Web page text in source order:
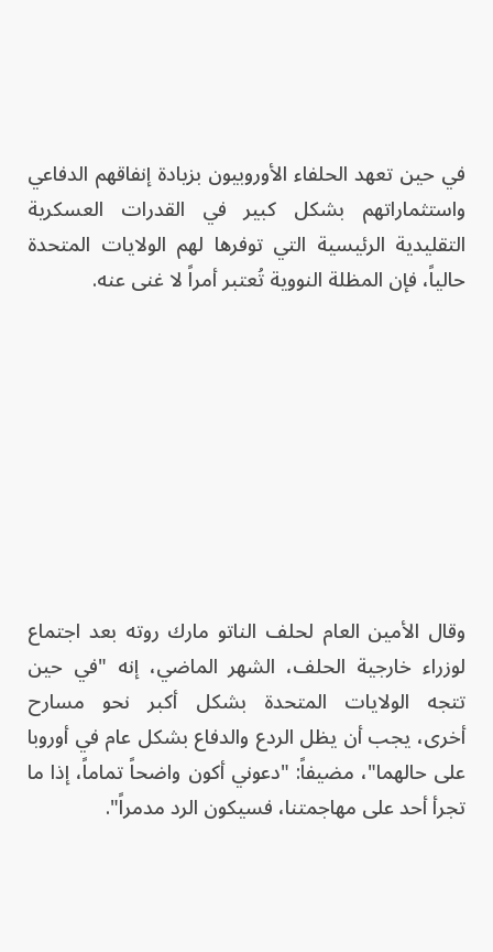
في حين تعهد الحلفاء الأوروبيون بزيادة إنفاقهم الدفاعي
واستثماراتهم بشكل كبير في القدرات العسكرية
التقليدية الرئيسية التي توفرها لهم الولايات المتحدة
حالياً، فإن المظلة النووية تُعتبر أمراً لا غنى عنه.
وقال الأمين العام لحلف الناتو مارك روته بعد اجتماع
لوزراء خارجية الحلف، الشهر الماضي، إنه "في حين
تتجه الولايات المتحدة بشكل أكبر نحو مسارح
أخرى، يجب أن يظل الردع والدفاع بشكل عام في أوروبا
على حالهما"، مضيفاً: "دعوني أكون واضحاً تماماً، إذا ما
تجرأ أحد على مهاجمتنا، فسيكون الرد مدمراً".